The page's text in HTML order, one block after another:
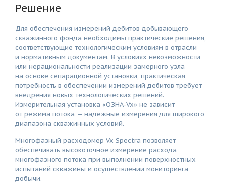
Решение
Для обеспечения измерений дебитов добывающего
скважинного фонда необходимы практические решения,
соответствующие технологическим условиям в отрасли
и нормативным документам. В условиях невозможности
или нерациональности реализации замерного узла
на основе сепарационной установки, практическая
потребность в обеспечении измерений дебитов требует
внедрения новых технологических решений.
Измерительная установка «ОЗНА-Vx» не зависит
от режима потока — надёжные измерения для широкого
диапазона скважинных условий.
Многофазный расходомер Vx Spectra позволяет
обеспечивать высокоточное измерение расхода
многофазного потока при выполнении поверхностных
испытаний скважины и осуществлении мониторинга
добычи.